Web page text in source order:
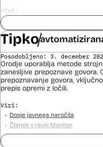
sistema, Interpola.
Viri:
Brošura 60 let informacijsko
Odgovor na zahtevek za
Viri:
Odgovor na zahtevek za
Pogodba za izdelavo sistema E-
Ocena učinka na osebne
Potek procesa nadzora E-vinjet
Tipko
Posodobljeno: 3. december
Orodje uporablja metode
zanesljive prepoznave govora.
prepoznavanje govora,
prepis opremi z ločili.
Viri:
Dosje javnega naročila
Članek v reviji Monitor
Odgovor na zahtevo za dostop